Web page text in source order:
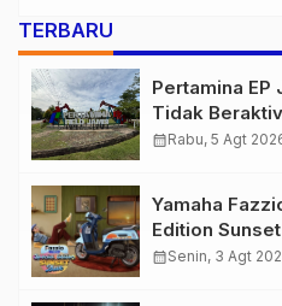
TERBARU
Pertamina EP
Tidak
Migas Demi
calendar_monthRabu, 5 Agt
Yamaha
Edition
Retro
calendar_monthSenin, 3 Agt